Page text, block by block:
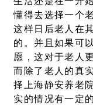
懂得去选择一个
这样日后老人在
的。并且如果可
愿，这对于老人
而除了老人的真
择上海静安养老
实的情况有一定